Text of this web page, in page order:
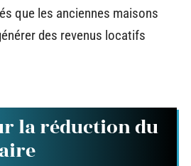
que les anciennes maisons
des revenus locatifs
la réduction du